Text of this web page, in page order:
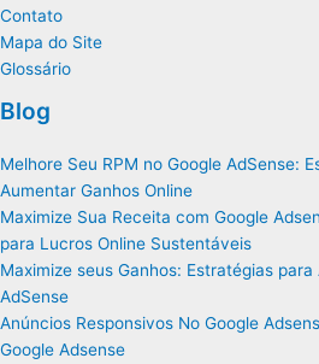
Contato
Mapa do Site
Glossário
Blog
Melhore Seu RPM no Google AdSense:
Aumentar Ganhos Online
Maximize Sua Receita com Google
para Lucros Online Sustentáveis
Maximize seus Ganhos: Estratégias
AdSense
Anúncios Responsivos No Google
Google Adsense